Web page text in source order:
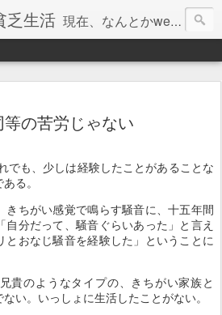
乏生活 現在、なんとかweb系の仕事で食べています。このブログで扱う問題は「この世とはなにか」「人生とはなにか」「人間とはなにか」「強迫神経症の原因と解決法」「うつ病の原因と寄り添う方法」「家族の問題」などについてです。
等の苦労じゃない
でも、少しは経験したことがあることな
る。
きちがい感覚で鳴らす騒音に、十五年間
自分だって、騒音ぐらいあった」と言え
とおなじ騒音を経験した」ということに
貴のようなタイプの、きちがい家族と
い。いっしょに生活したことがない。